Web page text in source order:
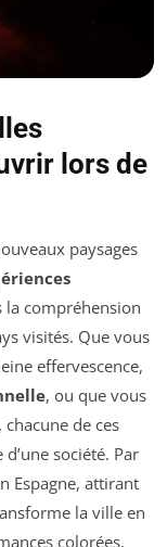
lors de
paysages
la compréhension
visités. Que vous
effervescence,
, ou que vous
de ces
société. Par
Espagne, attirant
la ville en
colorées,